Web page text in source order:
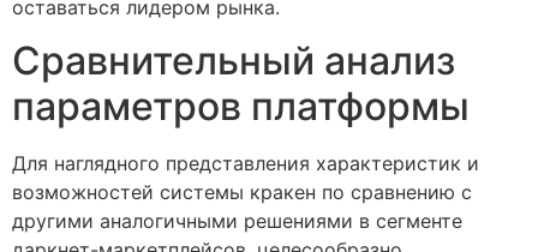
оставаться лидером рынка.
Сравнительный анализ
параметров платформы
Для наглядного представления характеристик и
возможностей системы кракен по сравнению с
другими аналогичными решениями в сегменте